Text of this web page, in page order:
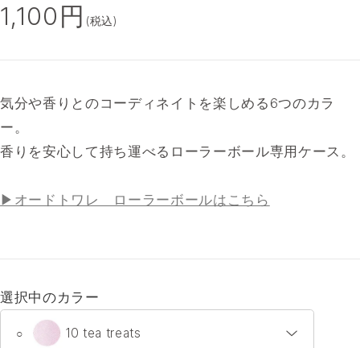
1,100円 (税込)
気分や香りとのコーディネイトを楽しめる6つのカラ
ー。
香りを安心して持ち運べるローラーボール専用ケース。
▶オードトワレ ローラーボールはこちら
選択中のカラー
○ 10 tea treats